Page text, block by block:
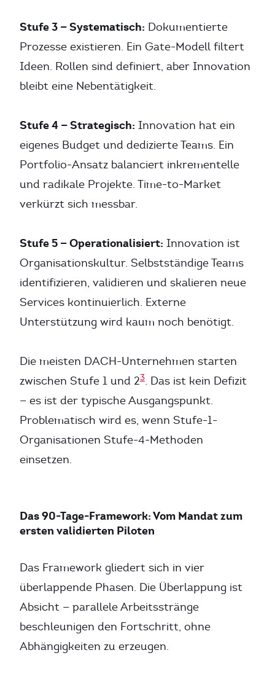
Stufe 3 — Systematisch: Dokumentierte
Prozesse existieren. Ein Gate-Modell filtert
Ideen. Rollen sind definiert, aber Innovation
bleibt eine Nebentätigkeit.
Stufe 4 — Strategisch: Innovation hat ein
eigenes Budget und dedizierte Teams. Ein
Portfolio-Ansatz balanciert inkrementelle
und radikale Projekte. Time-to-Market
verkürzt sich messbar.
Stufe 5 — Operationalisiert: Innovation ist
Organisationskultur. Selbstständige Teams
identifizieren, validieren und skalieren neue
Services kontinuierlich. Externe
Unterstützung wird kaum noch benötigt.
Die meisten DACH-Unternehmen starten
zwischen Stufe 1 und 23. Das ist kein Defizit
— es ist der typische Ausgangspunkt.
Problematisch wird es, wenn Stufe-1-
Organisationen Stufe-4-Methoden
einsetzen.
Das 90-Tage-Framework: Vom Mandat zum
ersten validierten Piloten
Das Framework gliedert sich in vier
überlappende Phasen. Die Überlappung ist
Absicht — parallele Arbeitsstränge
beschleunigen den Fortschritt, ohne
Abhängigkeiten zu erzeugen.